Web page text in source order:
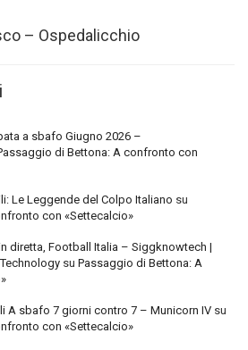
– Ospedalicchio
a sbafo Giugno 2026 –
di Bettona: A confronto con
Le Leggende del Colpo Italiano su
con «Settecalcio»
diretta, Football Italia – Siggknowtech |
su Passaggio di Bettona: A
A sbafo 7 giorni contro 7 – Municorn IV su
con «Settecalcio»